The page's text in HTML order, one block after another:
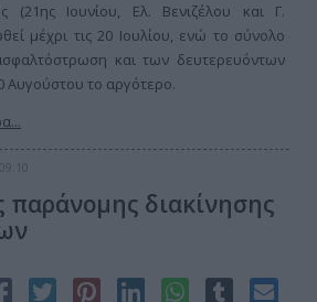
(21ης Ιουνίου, Ελ. Βενιζέλου και Γ.
μέχρι τις 20 Ιουλίου, ενώ το σύνολο
και των δευτερευόντων
Αυγούστου το αργότερο.
διακίνησης